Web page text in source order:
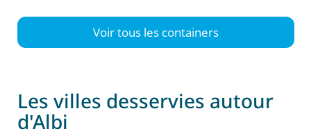
Voir tous les containers
Les villes desservies autour
d'Albi